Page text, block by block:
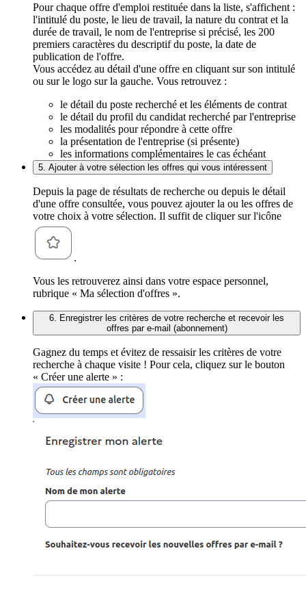
Pour chaque offre d'emploi restituée dans la liste, s'affichent :
l'intitulé du poste, le lieu de travail, la nature du contrat et la
durée de travail, le nom de l'entreprise si précisé, les 200
premiers caractères du descriptif du poste, la date de
publication de l'offre.
Vous accédez au détail d'une offre en cliquant sur son intitulé
ou sur le logo sur la gauche. Vous retrouvez :
le détail du poste recherché et les éléments de contrat
le détail du profil du candidat recherché par l'entreprise
les modalités pour répondre à cette offre
la présentation de l'entreprise (si présente)
les informations complémentaires le cas échéant
5. Ajouter à votre sélection les offres qui vous intéressent
Depuis la page de résultats de recherche ou depuis le détail
d'une offre consultée, vous pouvez ajouter la ou les offres de
votre choix à votre sélection. Il suffit de cliquer sur l'icône
.
Vous les retrouverez ainsi dans votre espace personnel,
rubrique « Ma sélection d'offres ».
6. Enregistrer les critères de votre recherche et recevoir les
offres par e-mail (abonnement)
Gagnez du temps et évitez de ressaisir les critères de votre
recherche à chaque visite ! Pour cela, cliquez sur le bouton
« Créer une alerte » :